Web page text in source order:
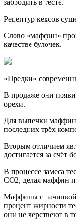
забродить в тесте.
Рецептур кексов
Слово «маффин»
качестве булочек.
«Предки»
В продаже они
орехи.
Для выпечки
последних трёх
Вторым отличием
достигается за счёт
В процессе замеса
CO2, делая маффин
Маффины с начинкой
процент жирности
они не черствеют в